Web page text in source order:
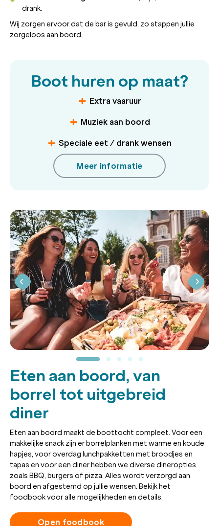
drank.
Wij zorgen ervoor dat de bar is gevuld, zo stappen jullie
zorgeloos aan boord.
Boot huren op maat?
Extra vaaruur
Muziek aan boord
Speciale eet / drank wensen
Meer informatie
Eten aan boord, van
borrel tot uitgebreid
diner
Eten aan boord maakt de boottocht compleet. Voor een
makkelijke snack zijn er borrelplanken met warme en koude
hapjes, voor overdag lunchpakketten met broodjes en
tapas en voor een diner hebben we diverse dineropties
zoals BBQ, burgers of pizza. Alles wordt verzorgd aan
boord en afgestemd op jullie wensen. Bekijk het
foodbook voor alle mogelijkheden en details.
Open foodbook